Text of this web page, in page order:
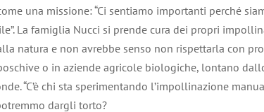
una missione: “Ci sentiamo importanti perché
La famiglia Nucci si prende cura dei propri
natura e non avrebbe senso non rispettarla con
o in aziende agricole biologiche, lontano
“C’è chi sta sperimentando l’impollinazione
dargli torto?